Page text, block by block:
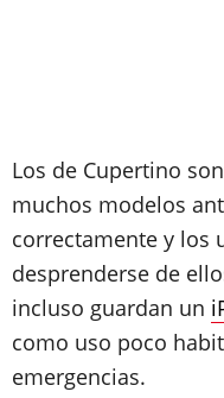
Los de Cupertino
muchos modelos
correctamente y los
desprenderse de
incluso guardan un
como uso poco
emergencias.